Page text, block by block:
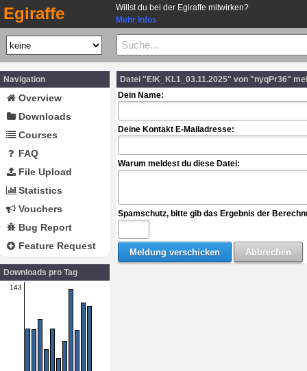
Egiraffe
Willst du bei der Egiraffe mitwirken?
Mehr Infos
Navigation
Overview
Downloads
Courses
FAQ
File Upload
Statistics
Vouchers
Bug Report
Feature Request
Downloads pro Tag
143
Datei "EIK_KL1_03.11.2025" von "nyqPr36"
Dein Name:
Deine Kontakt E-Mailadresse:
Warum meldest du diese Datei:
Spamschutz, bitte gib das Ergebnis der